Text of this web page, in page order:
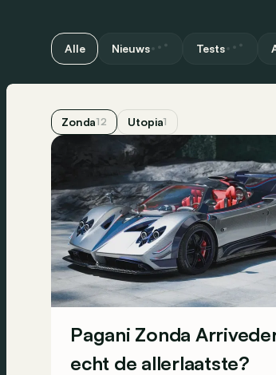
Alle Nieuws Tests
Zonda12 Utopia1
Pagani Zonda
echt de allerlaatste?